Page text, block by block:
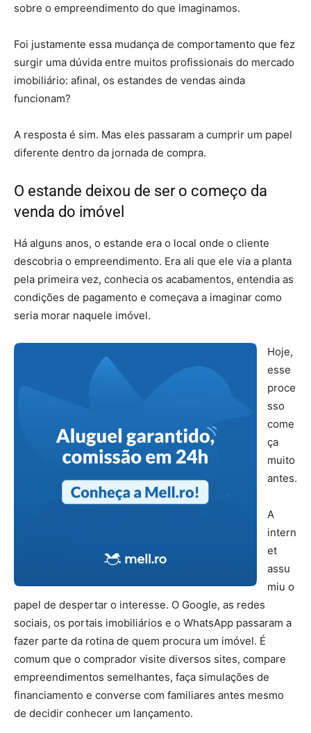
sobre o empreendimento do que imaginamos.
Foi justamente essa mudança de comportamento que fez
surgir uma dúvida entre muitos profissionais do mercado
imobiliário: afinal, os estandes de vendas ainda
funcionam?
A resposta é sim. Mas eles passaram a cumprir um papel
diferente dentro da jornada de compra.
O estande deixou de ser o começo da
venda do imóvel
Há alguns anos, o estande era o local onde o cliente
descobria o empreendimento. Era ali que ele via a planta
pela primeira vez, conhecia os acabamentos, entendia as
condições de pagamento e começava a imaginar como
seria morar naquele imóvel.
Hoje,
esse
proce
sso
come
ça
muito
antes.
A
intern
et
assu
miu o
papel de despertar o interesse. O Google, as redes
sociais, os portais imobiliários e o WhatsApp passaram a
fazer parte da rotina de quem procura um imóvel. É
comum que o comprador visite diversos sites, compare
empreendimentos semelhantes, faça simulações de
financiamento e converse com familiares antes mesmo
de decidir conhecer um lançamento.